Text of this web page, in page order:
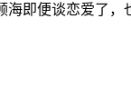
即便谈恋爱了